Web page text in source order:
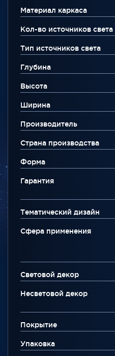
Материал каркаса
Кол-во источников света
Тип источников света
Глубина
Высота
Ширина
Производитель
Страна производства
Форма
Гарантия
Тематический дизайн
Сфера применения
Световой декор
Несветовой декор
Покрытие
Упаковка